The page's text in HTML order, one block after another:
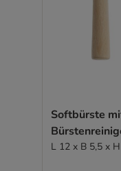
Softbürste
L 12 x B 5,5 x